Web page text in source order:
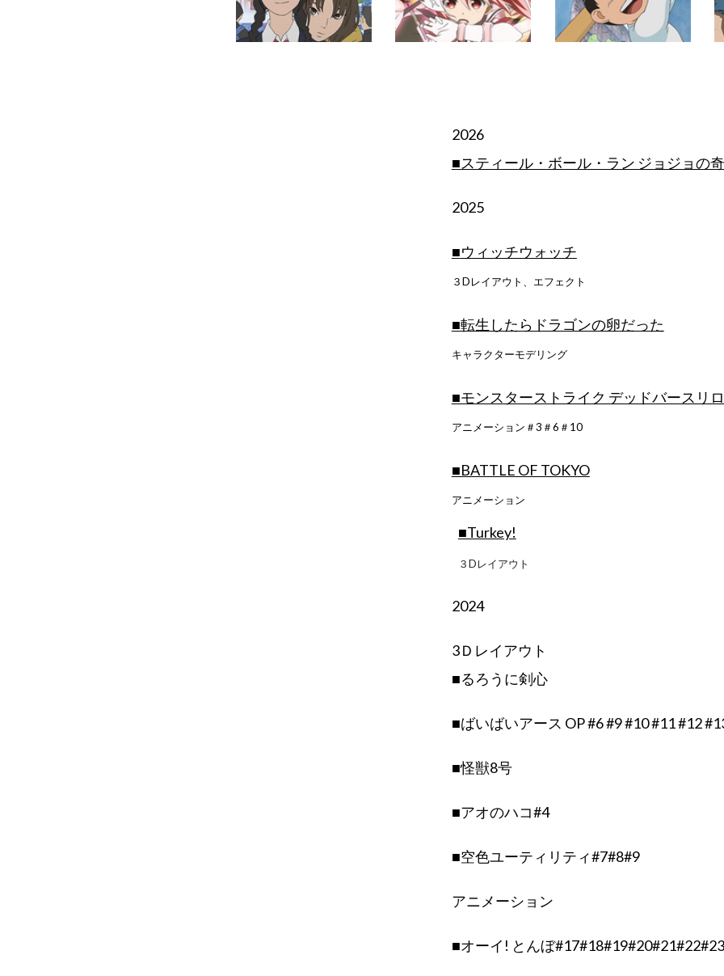
2026
■スティール・ボール・ラン ジョジョの
2025
■ウィッチウォッチ
３Dレイアウト、エフェクト
■転生したらドラゴンの卵だった
キャラクターモデリング
■モンスターストライク デッドバースリ
アニメーション＃3＃6＃10
■BATTLE OF TOKYO
アニメーション
■Turkey!
３Dレイアウト
2024
3Ｄレイアウト
■るろうに剣心
■ばいばいアース OP #6 #9 #10 #11 #12
■怪獣8号
■アオのハコ#4
■空色ユーティリティ#7#8#9
アニメーション
■オーイ! とんぼ